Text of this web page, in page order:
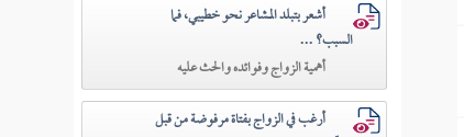
أشعر بتبلد المشاعر نحو خطيبي، فما
السبب؟ ...
أهمية الزواج وفوائده والحث عليه
أرغب في الزواج بفتاة مرفوضة من قبل